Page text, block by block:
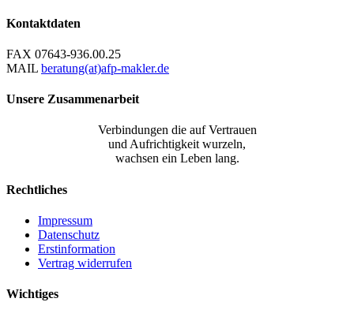
Kontaktdaten
FAX 07643-936.00.25
MAIL beratung(at)afp-makler.de
Unsere Zusammenarbeit
Verbindungen die auf Vertrauen
und Aufrichtigkeit wurzeln,
wachsen ein Leben lang.
Rechtliches
Impressum
Datenschutz
Erstinformation
Vertrag widerrufen
Wichtiges